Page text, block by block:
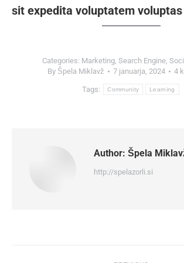
sit expedita voluptatem voluptas
Categories: Marketing, Search Engine,
By Špela Miklavž 7 januarja, 2024 4
Tags: Community Learning
Author: Špela
http://spelazorli.si